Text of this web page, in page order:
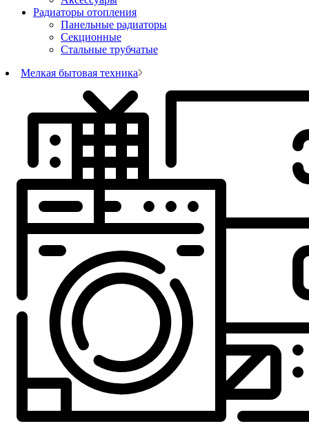
Радиаторы отопления
Панельные радиаторы
Секционные
Стальные трубчатые
Мелкая бытовая техника